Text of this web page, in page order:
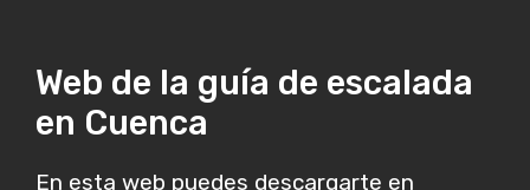
Web de la guía de escalada
en Cuenca
En esta web puedes descargarte en